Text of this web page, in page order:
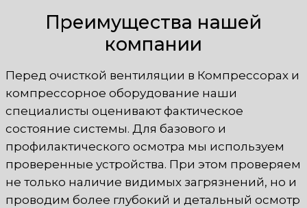
Преимущества нашей
компании
Перед очисткой вентиляции в Компрессорах и
компрессорное оборудование наши
специалисты оценивают фактическое
состояние системы. Для базового и
профилактического осмотра мы используем
проверенные устройства. При этом проверяем
не только наличие видимых загрязнений, но и
проводим более глубокий и детальный осмотр